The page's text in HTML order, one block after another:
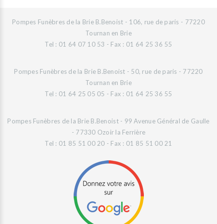
Pompes Funèbres de la Brie B.Benoist - 106, rue de paris - 77220
Tournan en Brie
Tel : 01 64 07 10 53 - Fax : 01 64 25 36 55
Pompes Funèbres de la Brie B.Benoist - 50, rue de paris - 77220
Tournan en Brie
Tel : 01 64 25 05 05 - Fax : 01 64 25 36 55
Pompes Funèbres de la Brie B.Benoist - 99 Avenue Général de Gaulle
- 77330 Ozoir la Ferrière
Tel : 01 85 51 00 20 - Fax : 01 85 51 00 21